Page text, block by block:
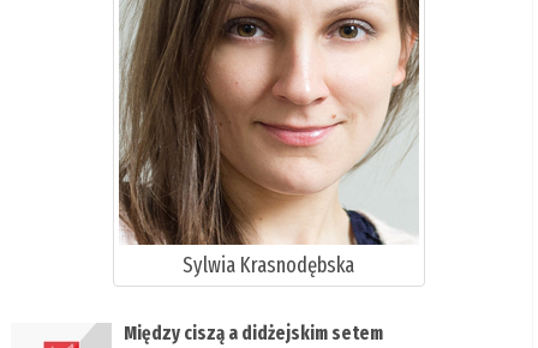
Sylwia Krasnodębska
Między ciszą a didżejskim setem